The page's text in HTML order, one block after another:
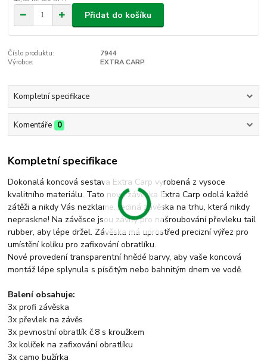
Přidat do košíku
Číslo produktu:
7944
Výrobce:
EXTRA CARP
Kompletní specifikace
Komentáře 0
Kompletní specifikace
Dokonalá koncová sestava Extra Carp vyrobená z vysoce
kvalitního materiálu. Tato nová závěska Extra Carp odolá každé
zátěži a nikdy Vás nezklame. Jediná závěska na trhu, která nikdy
nepraskne! Na závěsce jsou závity pro našroubování převleku tail
rubber, aby lépe držel. Závěska má uprostřed precizní výřez pro
umístění kolíku pro zafixování obratlíku.
Nové provedení transparentní hnědé barvy, aby vaše koncová
montáž lépe splynula s písčitým nebo bahnitým dnem ve vodě.
Balení obsahuje:
3x profi závěska
3x převlek na závěs
3x pevnostní obratlík č.8 s kroužkem
3x kolíček na zafixování obratlíku
3x camo bužírka